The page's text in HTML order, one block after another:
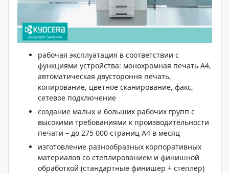
рабочая эксплуатация в соответствии с
функциями устройства: монохромная печать А4,
автоматическая двустороння печать,
копирование, цветное сканирование, факс,
сетевое подключение
создание малых и больших рабочих групп с
высокими требованиями к производительности
печати – до 275 000 страниц А4 в месяц
изготовление разнообразных корпоративных
материалов со степлированием и финишной
обработкой (стандартные финишер + степлер)